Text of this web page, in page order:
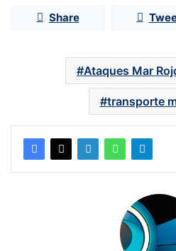
Share
Ataques Mar
transporte